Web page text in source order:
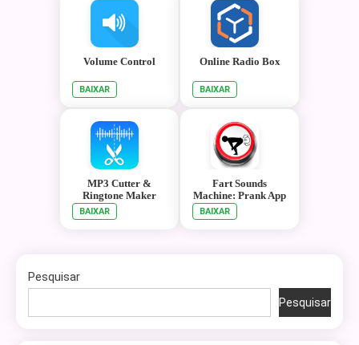
Volume Control
BAIXAR
Online Radio Box
BAIXAR
MP3 Cutter &
Ringtone Maker
BAIXAR
Fart Sounds
Machine: Prank App
BAIXAR
Pesquisar
Pesquisar